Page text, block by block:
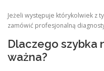
Jeżeli występuje którykolwiek z
zamówić profesjonalną
Dlaczego szybka
ważna?